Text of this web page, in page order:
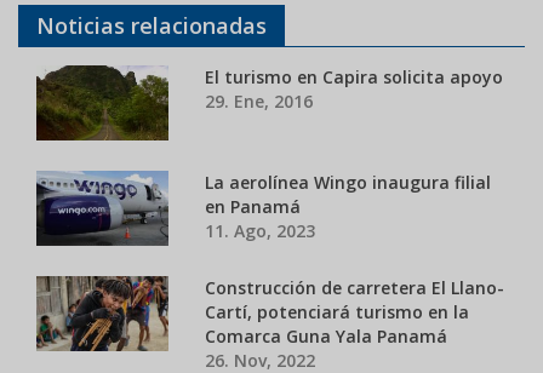
Noticias relacionadas
El turismo en Capira solicita apoyo
29. Ene, 2016
La aerolínea Wingo inaugura filial
en Panamá
11. Ago, 2023
Construcción de carretera El Llano-
Cartí, potenciará turismo en la
Comarca Guna Yala Panamá
26. Nov, 2022